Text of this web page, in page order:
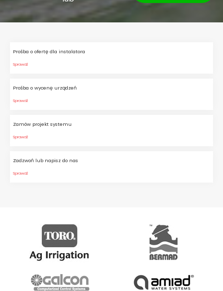
Prośba o ofertę dla instalatora
Sprawdź
Prośba o wycenę urządzeń
Sprawdź
Zamów projekt systemu
Sprawdź
Zadzwoń lub napisz do nas
Sprawdź